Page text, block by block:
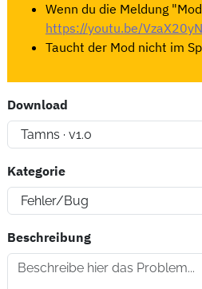
Wenn du die Meldung
https://youtu.be/
Taucht der Mod nicht im
Download
Kategorie
Beschreibung